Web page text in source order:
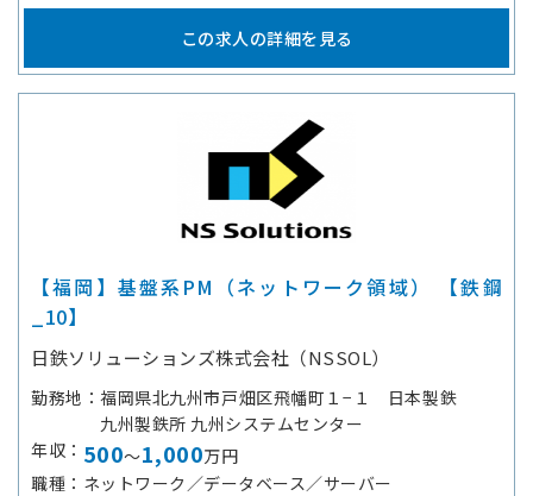
この求人の詳細を見る
【福岡】基盤系PM（ネットワーク領域） 【鉄鋼
_10】
日鉄ソリューションズ株式会社（NSSOL）
勤務地
福岡県北九州市戸畑区飛幡町１−１ 日本製鉄
九州製鉄所 九州システムセンター
年収
500～1,000万円
職種
ネットワーク／データベース／サーバー